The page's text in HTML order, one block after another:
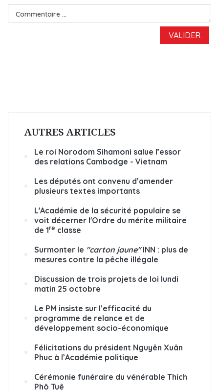
AUTRES ARTICLES
Le roi Norodom Sihamoni salue l’essor
des relations Cambodge - Vietnam
Les députés ont convenu d’amender
plusieurs textes importants
L'Académie de la sécurité populaire se
voit décerner l'Ordre du mérite militaire
de 1re classe
Surmonter le "carton jaune"INN : plus de
mesures contre la pêche illégale
Discussion de trois projets de loi lundi
matin 25 octobre
Le PM insiste sur l’efficacité du
programme de relance et de
développement socio-économique
Félicitations du président Nguyên Xuân
Phuc à l’Académie politique
Cérémonie funéraire du vénérable Thich
Phô Tuê